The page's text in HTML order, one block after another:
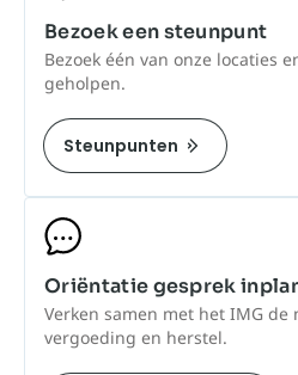
Bezoek een steunpunt
Bezoek één van onze locaties
geholpen.
Steunpunten
Oriëntatie gesprek
Verken samen met het IMG de
vergoeding en herstel.